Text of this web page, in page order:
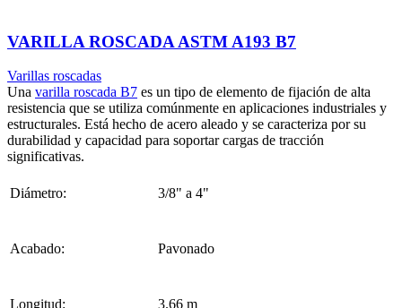
VARILLA ROSCADA ASTM A193 B7
Varillas roscadas
Una varilla roscada B7 es un tipo de elemento de fijación de alta
resistencia que se utiliza comúnmente en aplicaciones industriales y
estructurales. Está hecho de acero aleado y se caracteriza por su
durabilidad y capacidad para soportar cargas de tracción
significativas.
Diámetro: 3/8" a 4"
Acabado: Pavonado
Longitud: 3.66 m